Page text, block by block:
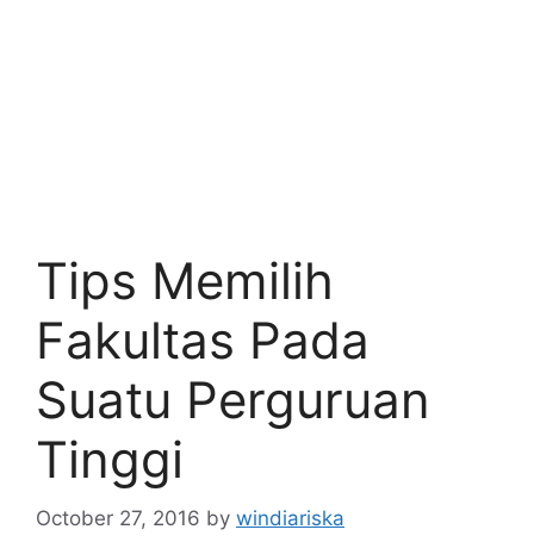
Tips Memilih
Fakultas Pada
Suatu Perguruan
Tinggi
October 27, 2016 by windiariska